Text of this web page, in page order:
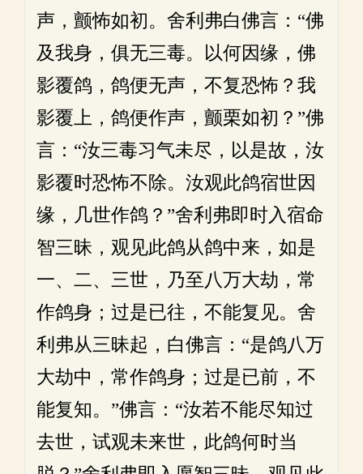
声，颤怖如初。舍利弗白佛言：“佛
及我身，俱无三毒。以何因缘，佛
影覆鸽，鸽便无声，不复恐怖？我
影覆上，鸽便作声，颤栗如初？”佛
言：“汝三毒习气未尽，以是故，汝
影覆时恐怖不除。汝观此鸽宿世因
缘，几世作鸽？”舍利弗即时入宿命
智三昧，观见此鸽从鸽中来，如是
一、二、三世，乃至八万大劫，常
作鸽身；过是已往，不能复见。舍
利弗从三昧起，白佛言：“是鸽八万
大劫中，常作鸽身；过是已前，不
能复知。”佛言：“汝若不能尽知过
去世，试观未来世，此鸽何时当